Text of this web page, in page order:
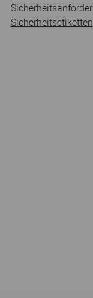
Sicherheitsetiketten